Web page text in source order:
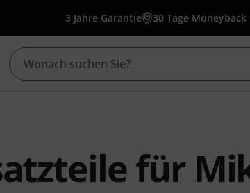
3 Jahre Garantie 30 Tage Moneyback
für